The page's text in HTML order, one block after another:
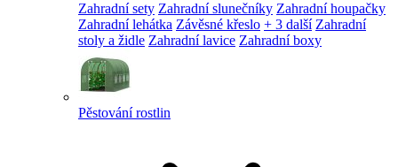
Zahradní sety Zahradní slunečníky Zahradní houpačky
Zahradní lehátka Závěsné křeslo + 3 další Zahradní
stoly a židle Zahradní lavice Zahradní boxy
Pěstování rostlin